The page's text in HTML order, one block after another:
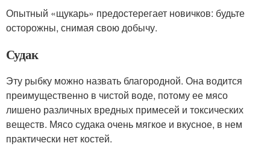
Опытный «щукарь» предостерегает новичков: будьте
осторожны, снимая свою добычу.
Судак
Эту рыбку можно назвать благородной. Она водится
преимущественно в чистой воде, потому ее мясо
лишено различных вредных примесей и токсических
веществ. Мясо судака очень мягкое и вкусное, в нем
практически нет костей.